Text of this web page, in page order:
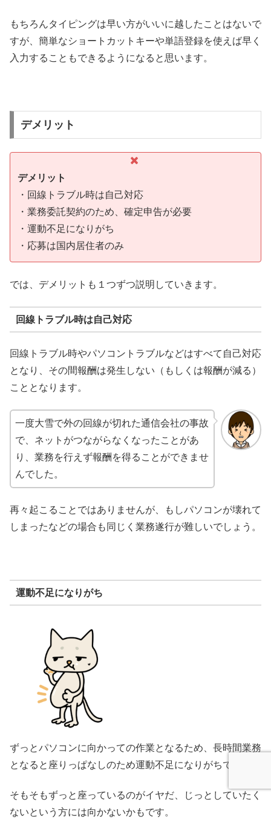
もちろんタイピングは早い方がいいに越したことはないで
すが、簡単なショートカットキーや単語登録を使えば早く
入力することもできるようになると思います。
デメリット
デメリット
・回線トラブル時は自己対応
・業務委託契約のため、確定申告が必要
・運動不足になりがち
・応募は国内居住者のみ
では、デメリットも１つずつ説明していきます。
回線トラブル時は自己対応
回線トラブル時やパソコントラブルなどはすべて自己対応
となり、その間報酬は発生しない（もしくは報酬が減る）
こととなります。
一度大雪で外の回線が切れた通信会社の事故
で、ネットがつながらなくなったことがあ
り、業務を行えず報酬を得ることができませ
んでした。
再々起こることではありませんが、もしパソコンが壊れて
しまったなどの場合も同じく業務遂行が難しいでしょう。
運動不足になりがち
ずっとパソコンに向かっての作業となるため、長時間業務
となると座りっぱなしのため運動不足になりがちです。
そもそもずっと座っているのがイヤだ、じっとしていたく
ないという方には向かないかもです。